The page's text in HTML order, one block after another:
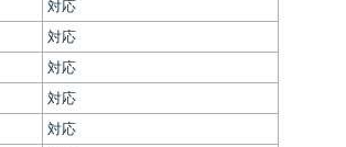
対応
対応
対応
対応
対応